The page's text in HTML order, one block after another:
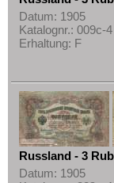
Datum: 1905
Katalognr.: 009c-4
Erhaltung: F
Russland - 3
Datum: 1905